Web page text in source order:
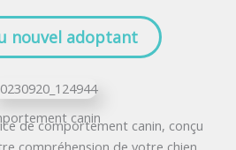
nouvel adoptant
canin
de comportement canin, conçu